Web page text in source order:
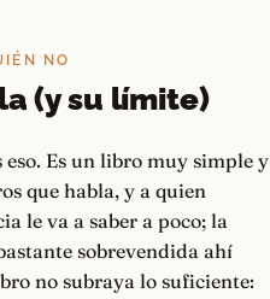
NO
(y su límite)
Es un libro muy simple y
que habla, y a quien
le va a saber a poco; la
sobrevendida ahí
no subraya lo suficiente: